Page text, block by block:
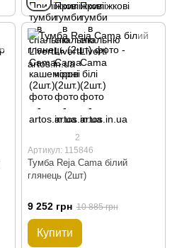
2
Артикул: 115846
Тумба Reja Cama білий
глянець (2шт)
9 252 грн 10 885 грн
Купити